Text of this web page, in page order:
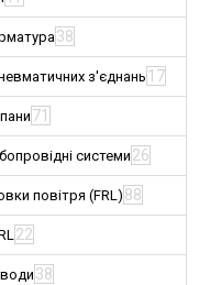
38
з'єднань 17
71
системи26
повітря (FRL) 88
22
38